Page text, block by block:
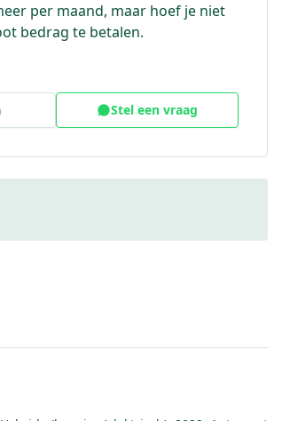
per maand, maar hoef je niet
bedrag te betalen.
Stel een vraag